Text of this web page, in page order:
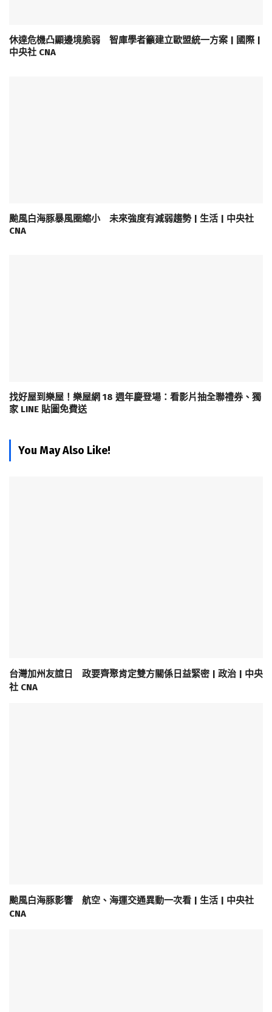
休達危機凸顯邊境脆弱 智庫學者籲建立歐盟統一方案 | 國際 |
中央社 CNA
颱風白海豚暴風圈縮小 未來強度有減弱趨勢 | 生活 | 中央社
CNA
找好屋到樂屋！樂屋網 18 週年慶登場：看影片抽全聯禮券、獨
家 LINE 貼圖免費送
You May Also Like!
台灣加州友誼日 政要齊聚肯定雙方關係日益緊密 | 政治 | 中央
社 CNA
颱風白海豚影響 航空、海運交通異動一次看 | 生活 | 中央社
CNA